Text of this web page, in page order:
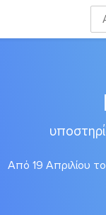
Από 19 Απριλίου